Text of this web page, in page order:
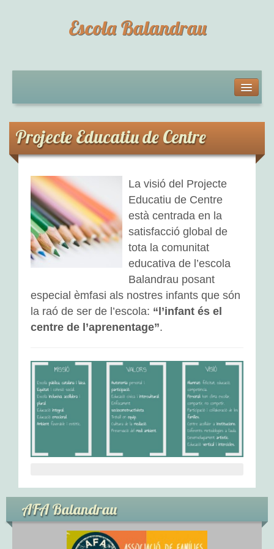
Escola Balandrau
Horari de l’escola
Documentacions digitals: situacions d’aprenentatge
Projecte Educatiu de Centre
Documents del centre
EDUCACIÓ INFANTIL
L’adaptació
Activitats d’aula
Tallers
Propostes a l’exterior
EDUCACIÓ PRIMÀRIA
Tallers d’Art
Projecte Educatiu de Centre
La visió del Projecte
Educatiu de Centre
està centrada en la
satisfacció global de
tota la comunitat
educativa de l’escola
Balandrau posant
especial èmfasi als nostres infants que són
la raó de ser de l’escola: “l’infant és el
centre de l’aprenentage”.
AFA Balandrau